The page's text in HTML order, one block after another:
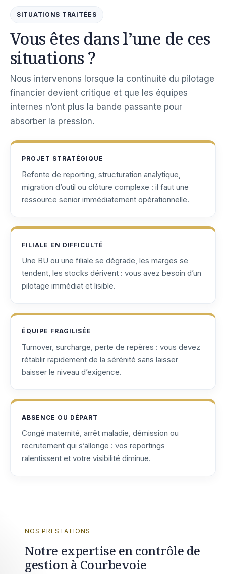
SITUATIONS TRAITÉES
Vous êtes dans l’une de ces
situations ?
Nous intervenons lorsque la continuité du pilotage
financier devient critique et que les équipes
internes n’ont plus la bande passante pour
absorber la pression.
PROJET STRATÉGIQUE
Refonte de reporting, structuration analytique,
migration d’outil ou clôture complexe : il faut une
ressource senior immédiatement opérationnelle.
FILIALE EN DIFFICULTÉ
Une BU ou une filiale se dégrade, les marges se
tendent, les stocks dérivent : vous avez besoin d’un
pilotage immédiat et lisible.
ÉQUIPE FRAGILISÉE
Turnover, surcharge, perte de repères : vous devez
rétablir rapidement de la sérénité sans laisser
baisser le niveau d’exigence.
ABSENCE OU DÉPART
Congé maternité, arrêt maladie, démission ou
recrutement qui s’allonge : vos reportings
ralentissent et votre visibilité diminue.
NOS PRESTATIONS
Notre expertise en contrôle de
gestion à Courbevoie